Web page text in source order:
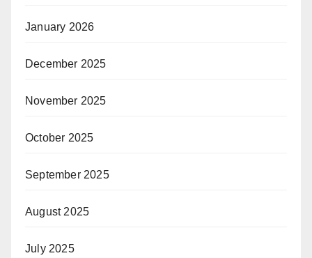
January 2026
December 2025
November 2025
October 2025
September 2025
August 2025
July 2025